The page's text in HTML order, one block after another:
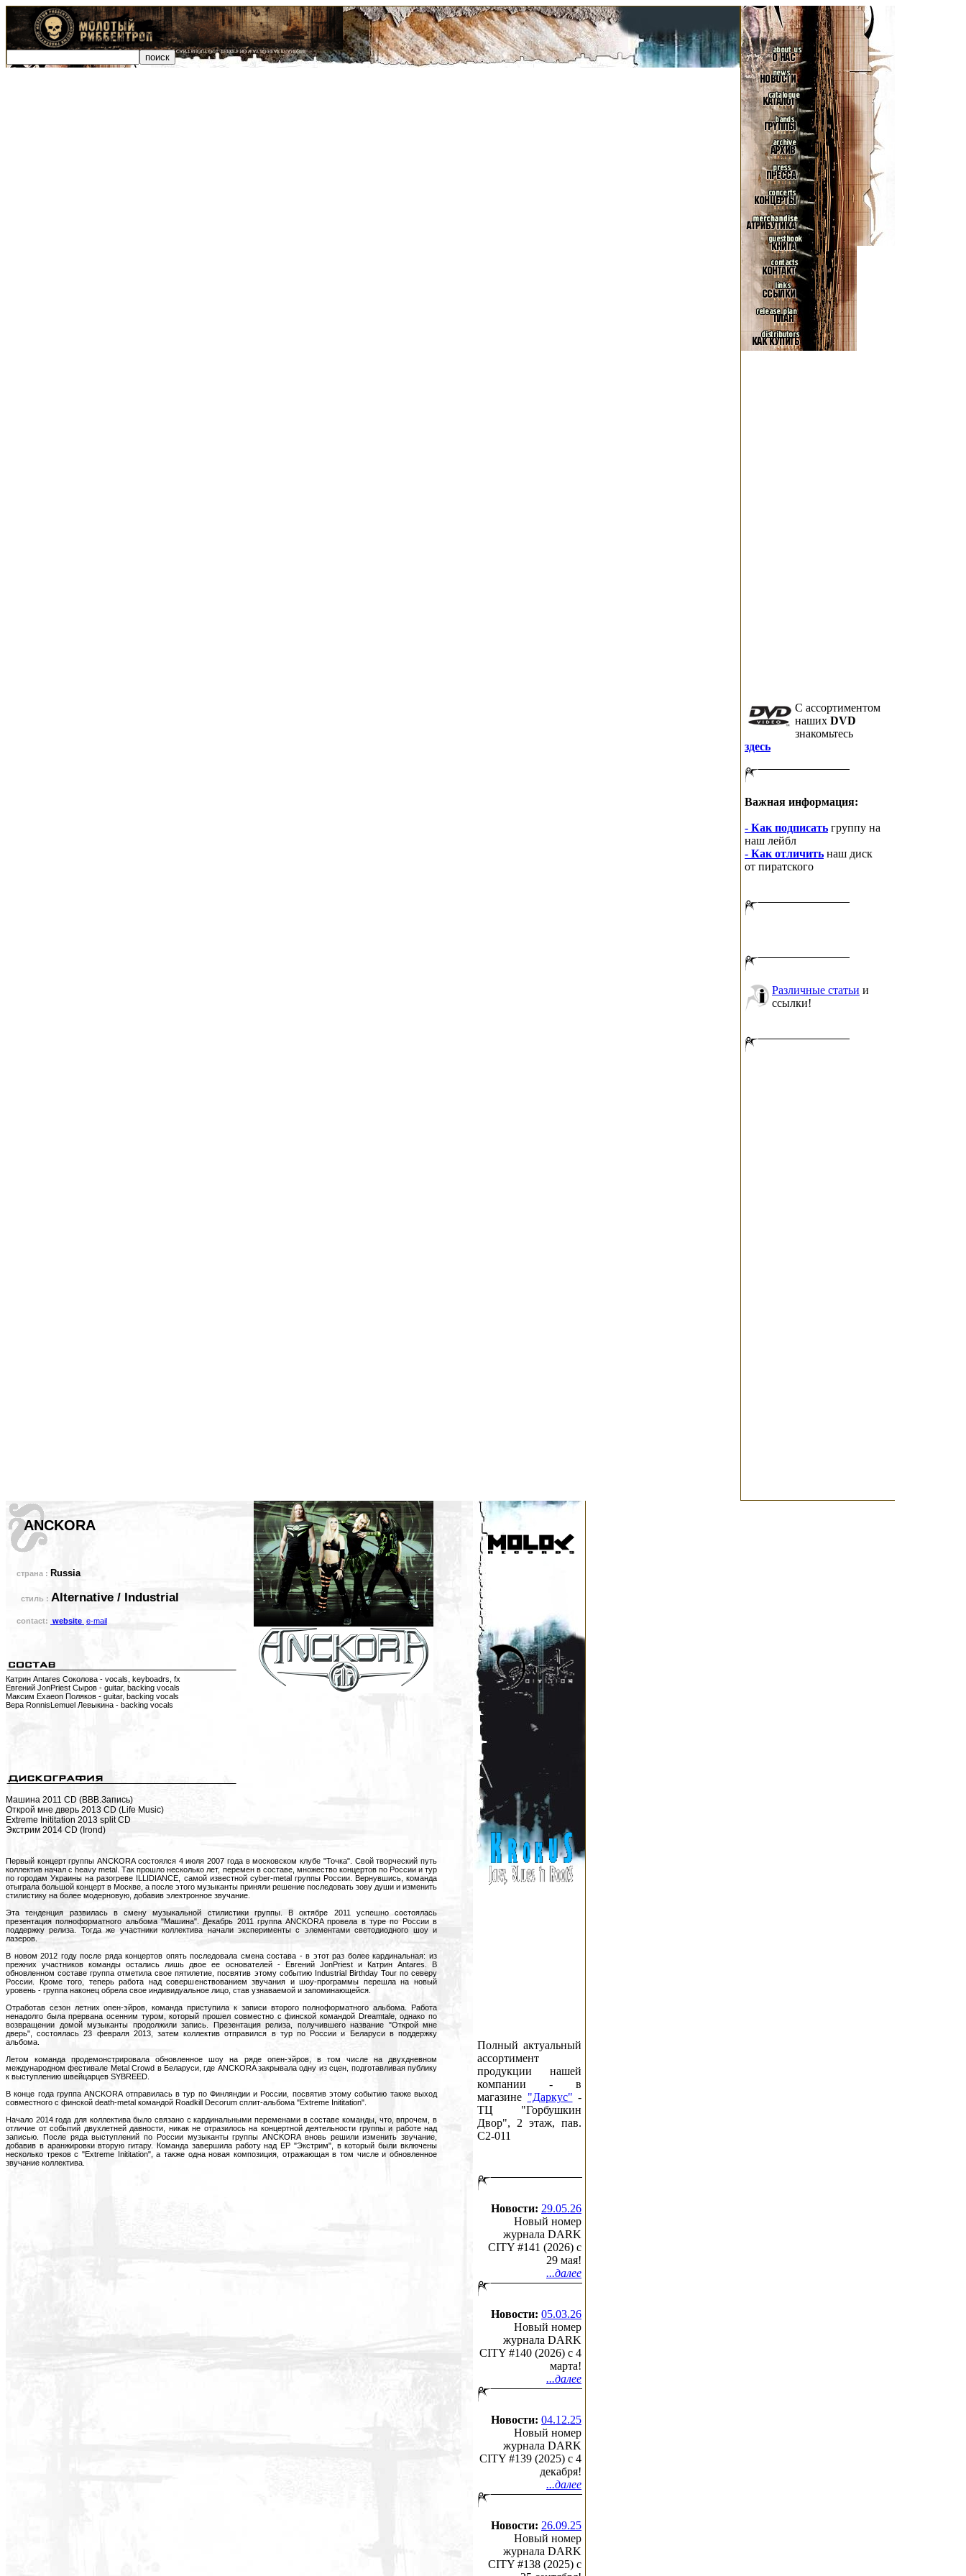
C ассортиментом
наших DVD
знакомьтесь
здесь
Важная информация:
- Как подписать группу на
наш лейбл
- Как отличить наш диск
от пиратского
Различные статьи и
ссылки!
ANCKORA
страна : Russia
стиль : Alternative / Industrial
contact: website e-mail
Катрин Antares Соколова - vocals, keyboadrs, fx
Евгений JonPriest Сыров - guitar, backing vocals
Максим Exaeon Поляков - guitar, backing vocals
Вера RonnisLemuel Левыкина - backing vocals
Машина 2011 CD (ВВВ.Запись)
Открой мне дверь 2013 CD (Life Music)
Extreme Inititation 2013 split CD
Экстрим 2014 CD (Irond)
Первый концерт группы ANCKORA состоялся 4 июля 2007 года в московском клубе "Точка". Свой творческий путь
коллектив начал с heavy metal. Так прошло несколько лет, перемен в составе, множество концертов по России и тур
по городам Украины на разогреве ILLIDIANCE, самой известной сyber-metal группы России. Вернувшись, команда
отыграла большой концерт в Москве, а после этого музыканты приняли решение последовать зову души и изменить
стилистику на более модерновую, добавив электронное звучание.
Эта тенденция развилась в смену музыкальной стилистики группы. В октябре 2011 успешно состоялась
презентация полноформатного альбома "Машина". Декабрь 2011 группа ANCKORA провела в туре по России в
поддержку релиза. Тогда же участники коллектива начали эксперименты с элементами светодиодного шоу и
лазеров.
В новом 2012 году после ряда концертов опять последовала смена состава - в этот раз более кардинальная: из
прежних участников команды остались лишь двое ее основателей - Евгений JonPriest и Катрин Antares. В
обновленном составе группа отметила свое пятилетие, посвятив этому событию Industrial Birthday Tour по северу
России. Кроме того, теперь работа над совершенствованием звучания и шоу-программы перешла на новый
уровень - группа наконец обрела свое индивидуальное лицо, став узнаваемой и запоминающейся.
Отработав сезон летних опен-эйров, команда приступила к записи второго полноформатного альбома. Работа
ненадолго была прервана осенним туром, который прошел совместно с финской командой Dreamtale, однако по
возвращении домой музыканты продолжили запись. Презентация релиза, получившего название "Открой мне
дверь", состоялась 23 февраля 2013, затем коллектив отправился в тур по России и Беларуси в поддержку
альбома.
Летом команда продемонстрировала обновленное шоу на ряде опен-эйров, в том числе на двухдневном
международном фестивале Metal Crowd в Беларуси, где ANCKORA закрывала одну из сцен, подготавливая публику
к выступлению швейцарцев SYBREED.
В конце года группа ANCKORA отправилась в тур по Финляндии и России, посвятив этому событию также выход
совместного с финской death-metal командой Roadkill Decorum сплит-альбома "Extreme Inititation".
Начало 2014 года для коллектива было связано с кардинальными переменами в составе команды, что, впрочем, в
отличие от событий двухлетней давности, никак не отразилось на концертной деятельности группы и работе над
записью. После ряда выступлений по России музыканты группы ANCKORA вновь решили изменить звучание,
добавив в аранжировки вторую гитару. Команда завершила работу над EP "Экстрим", в который были включены
несколько треков с "Extreme Inititation", а также одна новая композиция, отражающая в том числе и обновленное
звучание коллектива.
Полный актуальный
ассортимент
продукции нашей
компании - в
магазине "Даркус" -
ТЦ "Горбушкин
Двор", 2 этаж, пав.
C2-011
Новости: 29.05.26
Новый номер
журнала DARK
CITY #141 (2026) c
29 мая!
...далее
Новости: 05.03.26
Новый номер
журнала DARK
CITY #140 (2026) c 4
марта!
...далее
Новости: 04.12.25
Новый номер
журнала DARK
CITY #139 (2025) c 4
декабря!
...далее
Новости: 26.09.25
Новый номер
журнала DARK
CITY #138 (2025) c